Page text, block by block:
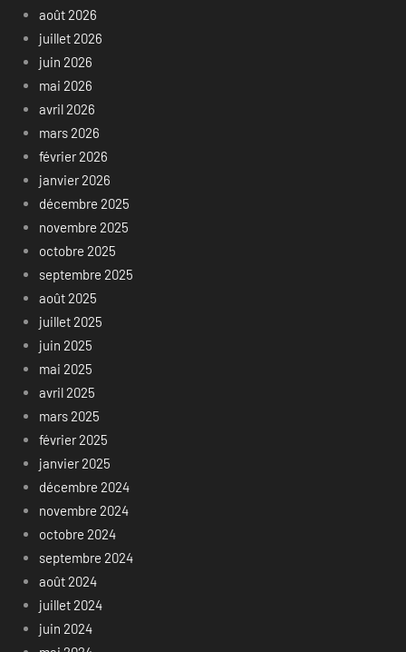
août 2026
juillet 2026
juin 2026
mai 2026
avril 2026
mars 2026
février 2026
janvier 2026
décembre 2025
novembre 2025
octobre 2025
septembre 2025
août 2025
juillet 2025
juin 2025
mai 2025
avril 2025
mars 2025
février 2025
janvier 2025
décembre 2024
novembre 2024
octobre 2024
septembre 2024
août 2024
juillet 2024
juin 2024